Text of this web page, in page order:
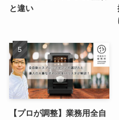
と違い
【プロが調整】業務用全自